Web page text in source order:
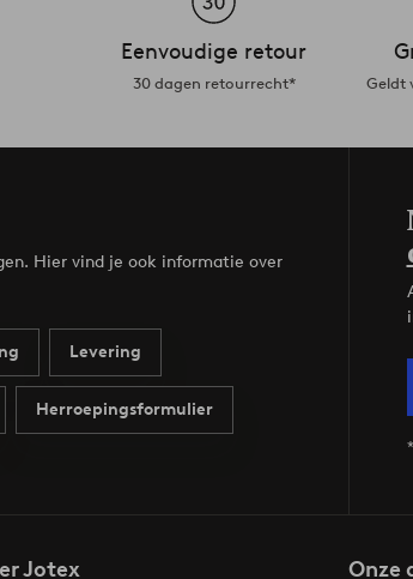
Eenvoudige retour
30 dagen retourrecht*
Geldt
Hier vind je ook informatie over
Levering
Herroepingsformulier
Jotex Onze